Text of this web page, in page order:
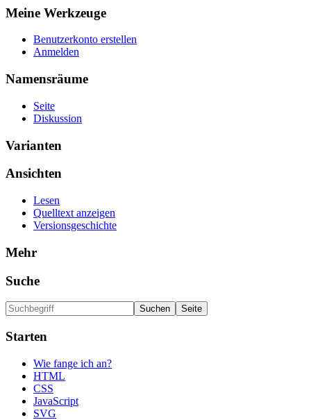
Meine Werkzeuge
Benutzerkonto erstellen
Anmelden
Namensräume
Seite
Diskussion
Varianten
Ansichten
Lesen
Quelltext anzeigen
Versionsgeschichte
Mehr
Suche
Starten
Wie fange ich an?
HTML
CSS
JavaScript
SVG